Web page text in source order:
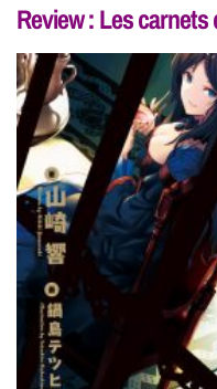
Review : Les carnets